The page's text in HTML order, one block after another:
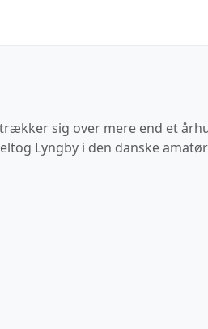
sig over mere end et
Lyngby i den danske